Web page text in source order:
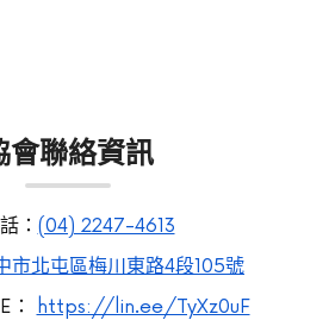
會聯絡資訊
： (04) 2247-4613
市北屯區梅川東路4段105號
：
https://lin.ee/TyXz0uF